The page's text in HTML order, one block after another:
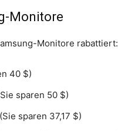
Monitore
Monitore rabattiert:
40 $)
sparen 50 $)
sparen 37,17 $)